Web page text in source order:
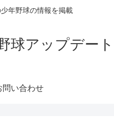
年野球の情報を掲載
球アップデート
問い合わせ